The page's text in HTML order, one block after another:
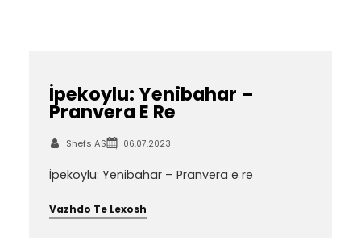
İpekoylu: Yenibahar –
Pranvera E Re
Shefs AS 06.07.2023
İpekoylu: Yenibahar – Pranvera e re
Vazhdo Te Lexosh